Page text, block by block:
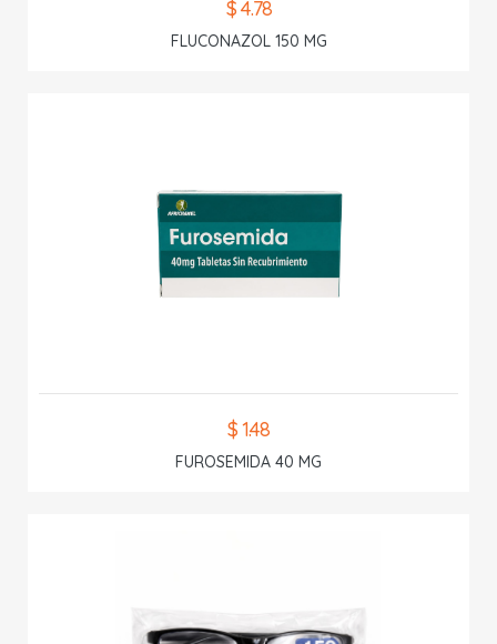
$ 4.78
FLUCONAZOL 150 MG
$ 1.48
FUROSEMIDA 40 MG